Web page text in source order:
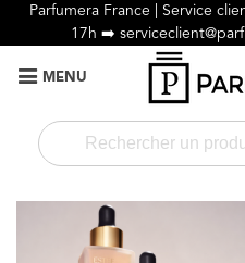
Parfumera France | Service
17h ➡️
MENU